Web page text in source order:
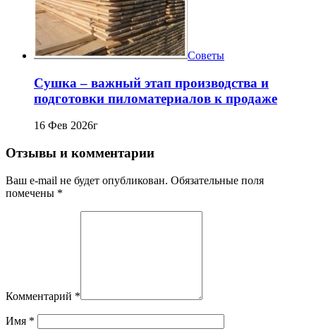
Советы
Сушка – важный этап производства и
подготовки пиломатериалов к продаже
16 Фев 2026г
Отзывы и комментарии
Ваш e-mail не будет опубликован. Обязательные поля
помечены *
Комментарий *
Имя *